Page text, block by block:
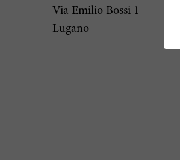
Via Emilio Bossi 1
Lugano